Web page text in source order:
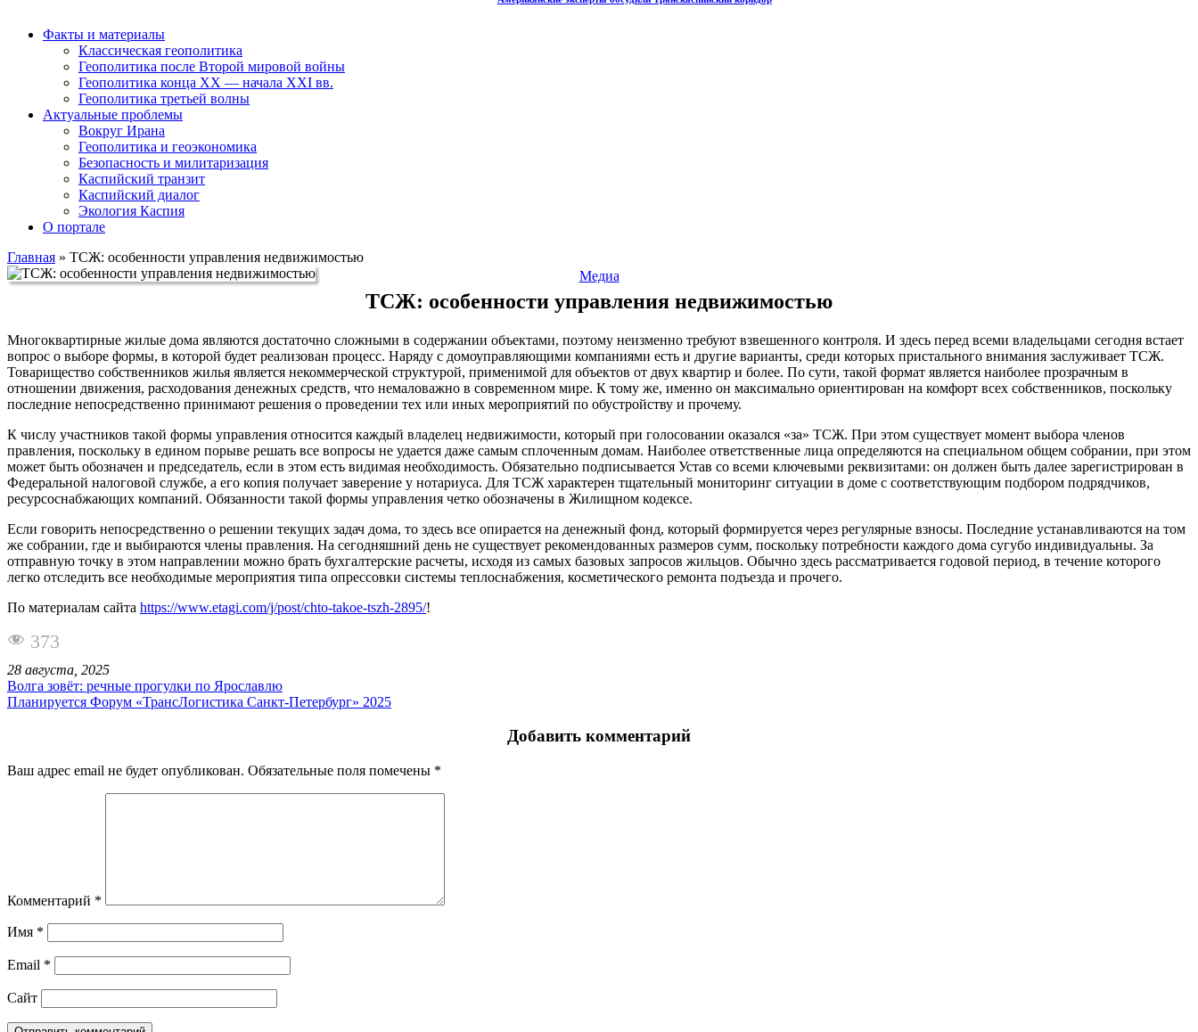
Факты и материалы
Классическая геополитика
Геополитика после Второй мировой войны
Геополитика конца XX — начала XXI вв.
Геополитика третьей волны
Актуальные проблемы
Вокруг Ирана
Геополитика и геоэкономика
Безопасность и милитаризация
Каспийский транзит
Каспийский диалог
Экология Каспия
О портале
Главная » ТСЖ: особенности управления недвижимостью
Медиа
ТСЖ: особенности управления недвижимостью
Многоквартирные жилые дома являются достаточно сложными в содержании объектами, поэтому неизменно требуют взвешенного контроля. И здесь перед всеми владельцами сегодня встает
вопрос о выборе формы, в которой будет реализован процесс. Наряду с домоуправляющими компаниями есть и другие варианты, среди которых пристального внимания заслуживает ТСЖ.
Товарищество собственников жилья является некоммерческой структурой, применимой для объектов от двух квартир и более. По сути, такой формат является наиболее прозрачным в
отношении движения, расходования денежных средств, что немаловажно в современном мире. К тому же, именно он максимально ориентирован на комфорт всех собственников, поскольку
последние непосредственно принимают решения о проведении тех или иных мероприятий по обустройству и прочему.
К числу участников такой формы управления относится каждый владелец недвижимости, который при голосовании оказался «за» ТСЖ. При этом существует момент выбора членов
правления, поскольку в едином порыве решать все вопросы не удается даже самым сплоченным домам. Наиболее ответственные лица определяются на специальном общем собрании, при этом
может быть обозначен и председатель, если в этом есть видимая необходимость. Обязательно подписывается Устав со всеми ключевыми реквизитами: он должен быть далее зарегистрирован в
Федеральной налоговой службе, а его копия получает заверение у нотариуса. Для ТСЖ характерен тщательный мониторинг ситуации в доме с соответствующим подбором подрядчиков,
ресурсоснабжающих компаний. Обязанности такой формы управления четко обозначены в Жилищном кодексе.
Если говорить непосредственно о решении текущих задач дома, то здесь все опирается на денежный фонд, который формируется через регулярные взносы. Последние устанавливаются на том
же собрании, где и выбираются члены правления. На сегодняшний день не существует рекомендованных размеров сумм, поскольку потребности каждого дома сугубо индивидуальны. За
отправную точку в этом направлении можно брать бухгалтерские расчеты, исходя из самых базовых запросов жильцов. Обычно здесь рассматривается годовой период, в течение которого
легко отследить все необходимые мероприятия типа опрессовки системы теплоснабжения, косметического ремонта подъезда и прочего.
По материалам сайта https://www.etagi.com/j/post/chto-takoe-tszh-2895/!
373
28 августа, 2025
Волга зовёт: речные прогулки по Ярославлю
Планируется Форум «ТрансЛогистика Санкт-Петербург» 2025
Добавить комментарий
Ваш адрес email не будет опубликован. Обязательные поля помечены *
Комментарий *
Имя *
Email *
Сайт